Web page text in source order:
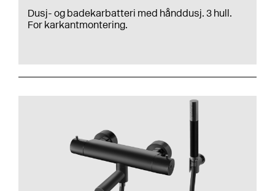
Dusj- og badekarbatteri med hånddusj. 3 hull.
For karkantmontering.